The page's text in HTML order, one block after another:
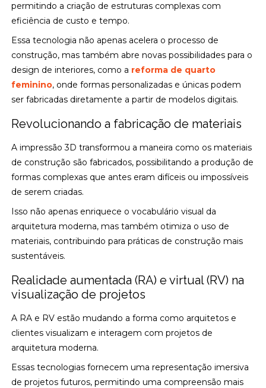
permitindo a criação de estruturas complexas com
eficiência de custo e tempo.
Essa tecnologia não apenas acelera o processo de
construção, mas também abre novas possibilidades para o
design de interiores, como a reforma de quarto
feminino, onde formas personalizadas e únicas podem
ser fabricadas diretamente a partir de modelos digitais.
Revolucionando a fabricação de materiais
A impressão 3D transformou a maneira como os materiais
de construção são fabricados, possibilitando a produção de
formas complexas que antes eram difíceis ou impossíveis
de serem criadas.
Isso não apenas enriquece o vocabulário visual da
arquitetura moderna, mas também otimiza o uso de
materiais, contribuindo para práticas de construção mais
sustentáveis.
Realidade aumentada (RA) e virtual (RV) na
visualização de projetos
A RA e RV estão mudando a forma como arquitetos e
clientes visualizam e interagem com projetos de
arquitetura moderna.
Essas tecnologias fornecem uma representação imersiva
de projetos futuros, permitindo uma compreensão mais